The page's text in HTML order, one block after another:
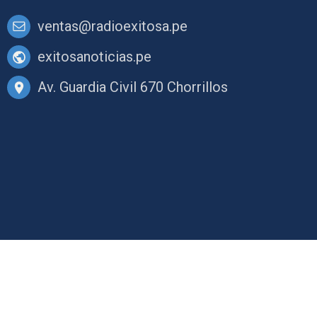
ventas@radioexitosa.pe
exitosanoticias.pe
Av. Guardia Civil 670 Chorrillos